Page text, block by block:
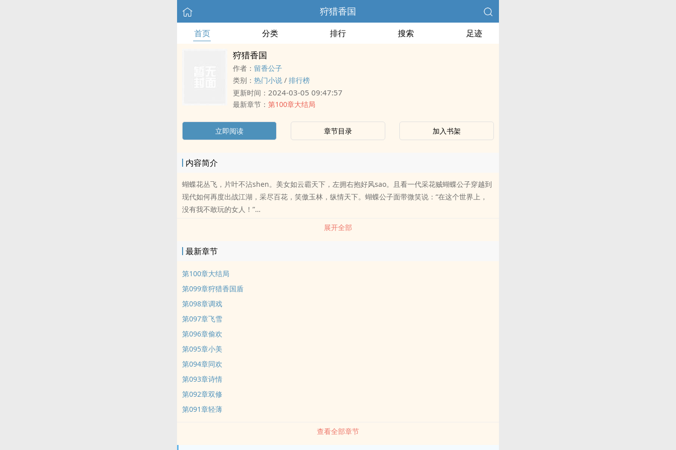
狩猎香国
首页 分类 排行 搜索 足迹
狩猎香国
作者： 留香公子
类别： 热门小说 / 排行榜
更新时间： 2024-03-05 09:47:57
最新章节： 第100章大结局
立即阅读 章节目录 加入书架
内容简介
蝴蝶花丛飞，片叶不沾shen。美女如云霸天下，左拥右抱好风sao。且看一代采花贼蝴蝶公子穿越到
现代如何再度出战江湖，采尽百花，笑傲玉林，纵情天下。蝴蝶公子面带微笑说：“在这个世界上，
没有我不敢玩的女人！”…
展开全部
最新章节
第100章大结局
第099章狩猎香国盾
第098章调戏
第097章飞雪
第096章偷欢
第095章小美
第094章同欢
第093章诗情
第092章双修
第091章轻薄
查看全部章节